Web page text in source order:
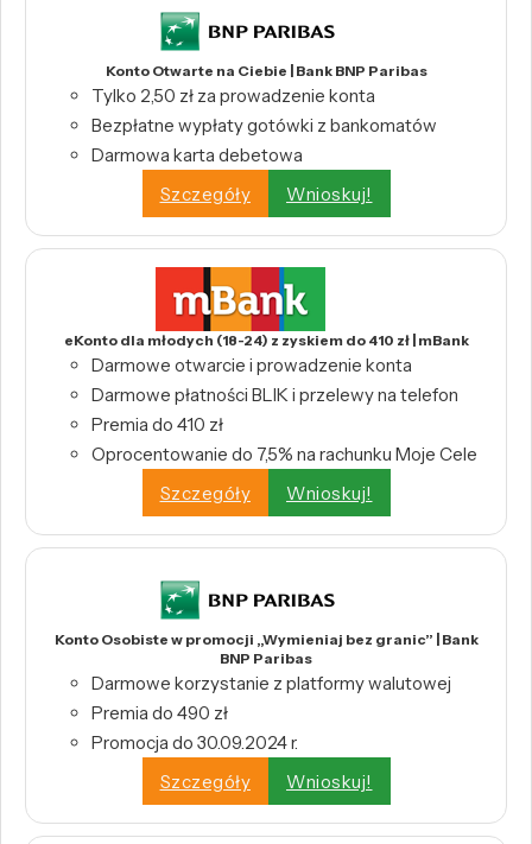
Konto Otwarte na Ciebie | Bank BNP Paribas
Tylko 2,50 zł za prowadzenie konta
Bezpłatne wypłaty gotówki z bankomatów
Darmowa karta debetowa
Szczegóły
Wnioskuj!
eKonto dla młodych (18-24) z zyskiem do 410 zł | mBank
Darmowe otwarcie i prowadzenie konta
Darmowe płatności BLIK i przelewy na telefon
Premia do 410 zł
Oprocentowanie do 7,5% na rachunku Moje Cele
Szczegóły
Wnioskuj!
Konto Osobiste w promocji „Wymieniaj bez granic” | Bank
BNP Paribas
Darmowe korzystanie z platformy walutowej
Premia do 490 zł
Promocja do 30.09.2024 r.
Szczegóły
Wnioskuj!